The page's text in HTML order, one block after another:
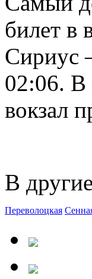
билет в
Сириус
02:06. В
вокзал
В
Переволоцкая